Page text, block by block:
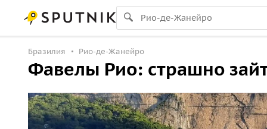
Бразилия Рио-де-Жанейро
Фавелы Рио: страшно